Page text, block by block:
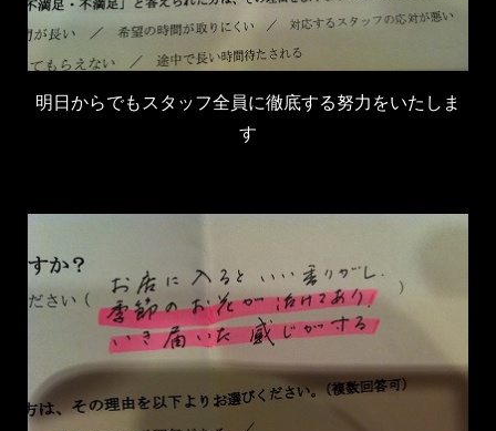
明日からでもスタッフ全員に徹底する努力をいたしま
す